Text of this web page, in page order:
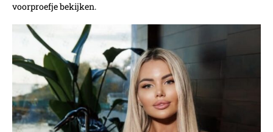
voorproefje bekijken.